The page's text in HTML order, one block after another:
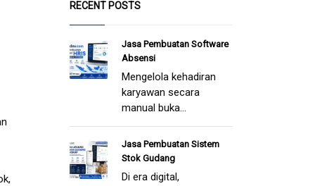
RECENT POSTS
Jasa Pembuatan Software
Absensi
Mengelola kehadiran
karyawan secara
manual buka...
Jasa Pembuatan Sistem
Stok Gudang
Di era digital,